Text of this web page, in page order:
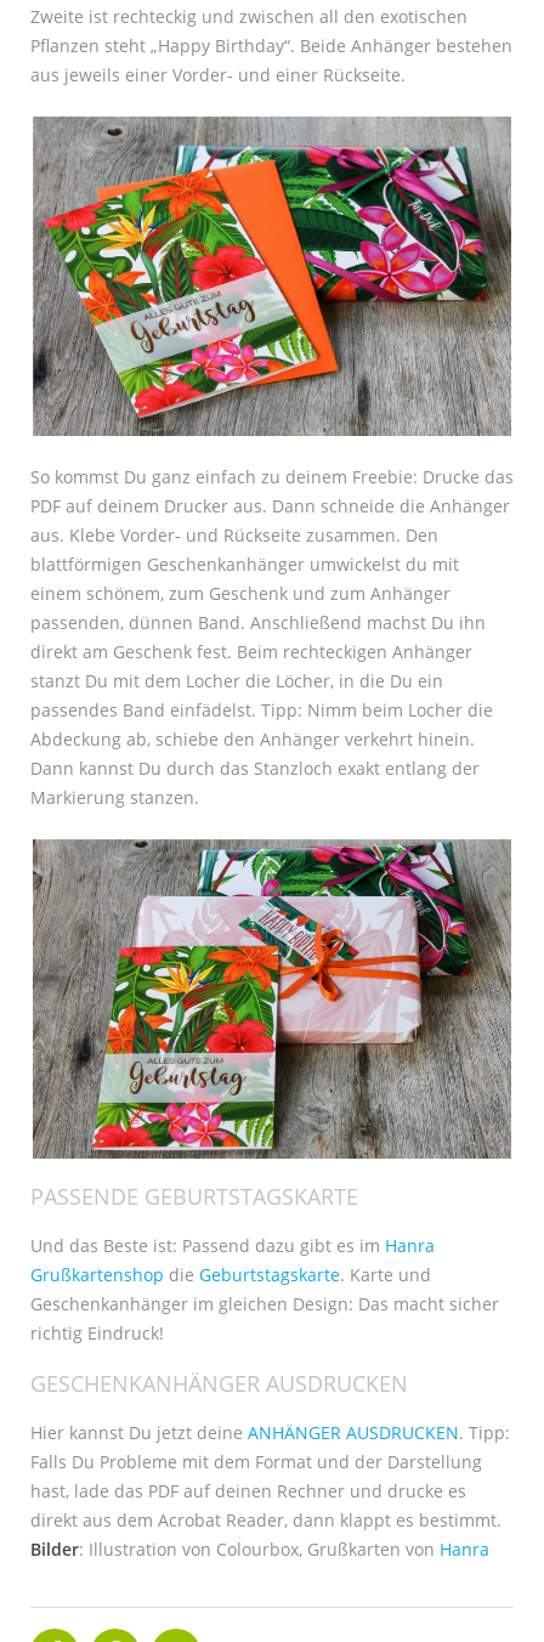
Zweite ist rechteckig und zwischen all den exotischen
Pflanzen steht „Happy Birthday“. Beide Anhänger bestehen
aus jeweils einer Vorder- und einer Rückseite.
So kommst Du ganz einfach zu deinem Freebie: Drucke das
PDF auf deinem Drucker aus. Dann schneide die Anhänger
aus. Klebe Vorder- und Rückseite zusammen. Den
blattförmigen Geschenkanhänger umwickelst du mit
einem schönem, zum Geschenk und zum Anhänger
passenden, dünnen Band. Anschließend machst Du ihn
direkt am Geschenk fest. Beim rechteckigen Anhänger
stanzt Du mit dem Locher die Löcher, in die Du ein
passendes Band einfädelst. Tipp: Nimm beim Locher die
Abdeckung ab, schiebe den Anhänger verkehrt hinein.
Dann kannst Du durch das Stanzloch exakt entlang der
Markierung stanzen.
PASSENDE GEBURTSTAGSKARTE
Und das Beste ist: Passend dazu gibt es im Hanra
Grußkartenshop die Geburtstagskarte. Karte und
Geschenkanhänger im gleichen Design: Das macht sicher
richtig Eindruck!
GESCHENKANHÄNGER AUSDRUCKEN
Hier kannst Du jetzt deine ANHÄNGER AUSDRUCKEN. Tipp:
Falls Du Probleme mit dem Format und der Darstellung
hast, lade das PDF auf deinen Rechner und drucke es
direkt aus dem Acrobat Reader, dann klappt es bestimmt.
Bilder: Illustration von Colourbox, Grußkarten von Hanra